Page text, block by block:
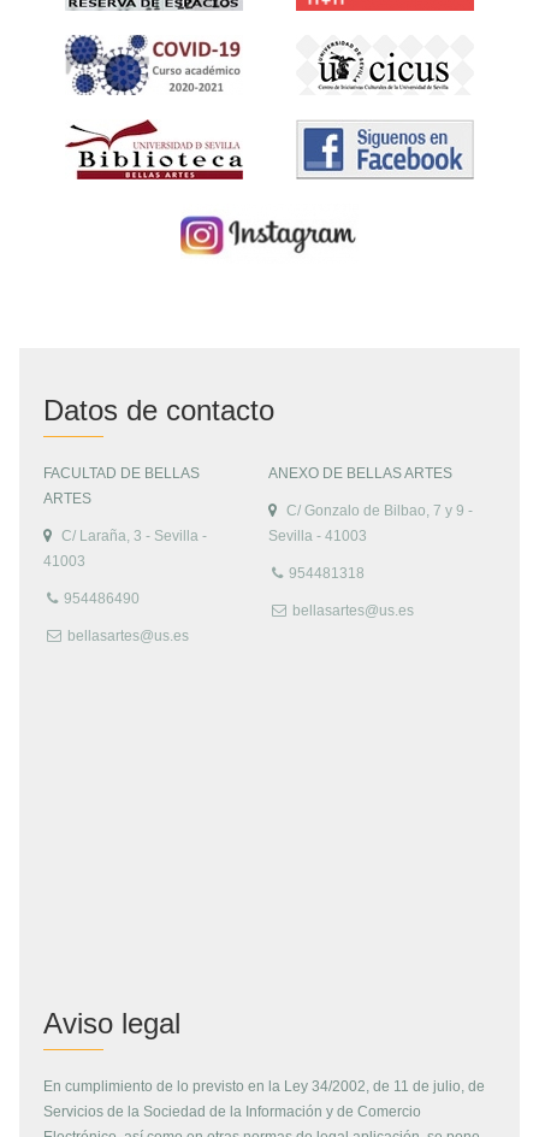
Datos de contacto
FACULTAD DE BELLAS
ARTES
C/ Laraña, 3 - Sevilla -
41003
954486490
bellasartes@us.es
ANEXO DE BELLAS ARTES
C/ Gonzalo de Bilbao, 7 y 9 -
Sevilla - 41003
954481318
bellasartes@us.es
Aviso legal
En cumplimiento de lo previsto en la Ley 34/2002, de 11 de julio, de
Servicios de la Sociedad de la Información y de Comercio